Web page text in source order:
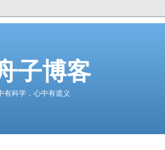
子博客
有科学，心中有道义